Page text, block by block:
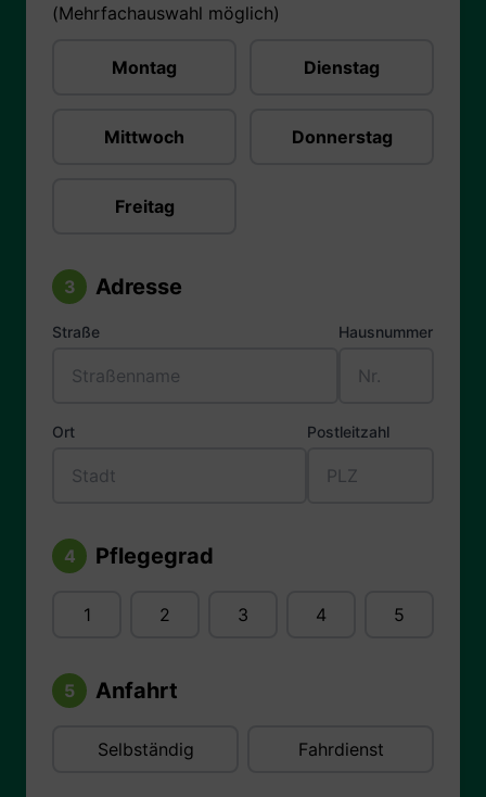
(Mehrfachauswahl möglich)
Montag Dienstag
Mittwoch Donnerstag
Freitag
3 Adresse
Straße Hausnummer
Ort Postleitzahl
4 Pflegegrad
1 2 3 4 5
5 Anfahrt
Selbständig Fahrdienst